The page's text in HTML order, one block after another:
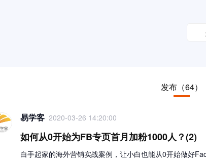
发布 （64）
易学客 2020-03-26 14:20:00
如何从0开始为FB专页首月加粉1000人？(2)
白手起家的海外营销实战案例，让小白也能从0开始做好